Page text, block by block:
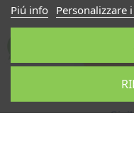
Piú info Personalizzare